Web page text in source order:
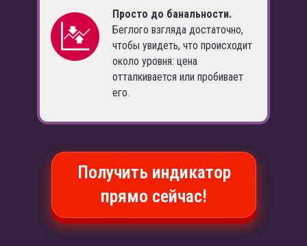
Просто до банальности.
Беглого взгляда достаточно,
чтобы увидеть, что происходит
около уровня: цена
отталкивается или пробивает
его.
Получить индикатор
прямо сейчас!